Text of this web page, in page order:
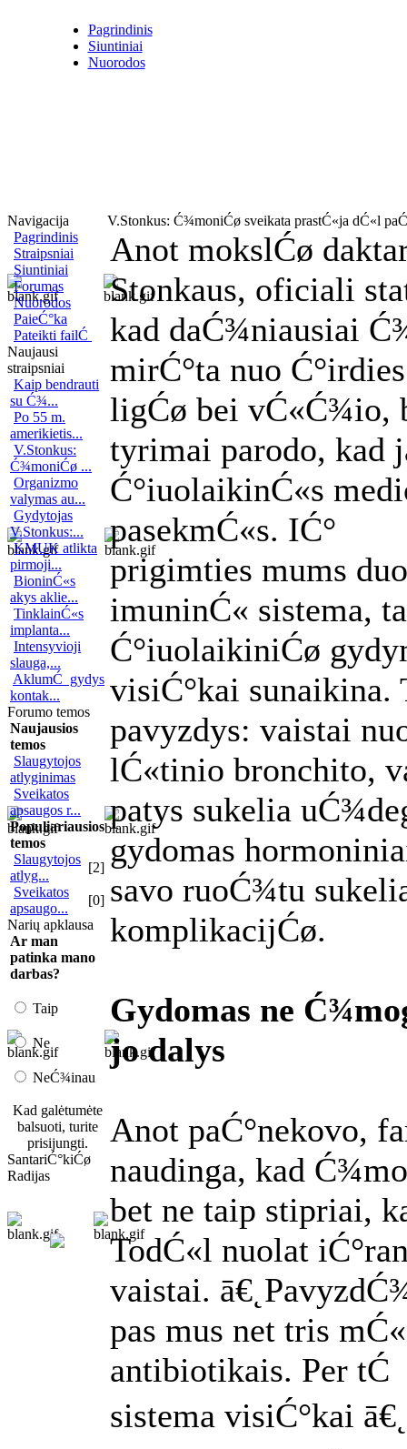
Pagrindinis
Siuntiniai
Nuorodos
Navigacija
Pagrindinis
Straipsniai
Siuntiniai
Forumas
Nuorodos
PaieĆ°ka
Pateikti failĆ
Naujausi
straipsniai
Kaip bendrauti
su Ć¾...
Po 55 m.
amerikietis...
V.Stonkus:
Ć¾moniĆø ...
Organizmo
valymas au...
Gydytojas
V.Stonkus:...
KMUK atlikta
pirmoji...
BioninĆ«s
akys aklie...
TinklainĆ«s
implanta...
Intensyvioji
slauga,...
AklumĆ gydys
kontak...
Forumo temos
Naujausios
temos
Slaugytojos
atlyginimas
Sveikatos
apsaugos r...
Populiariausios
temos
Slaugytojos
atlyg...
[2]
Sveikatos
apsaugo...
[0]
Narių apklausa
Ar man
patinka mano
darbas?
Taip
Ne
NeĆ¾inau
Kad galėtumėte
balsuoti, turite
prisijungti.
SantariĆ°kiĆø
Radijas
V.Stonkus: Ć¾moniĆø sveikata prastĆ«ja dĆ«l
Anot mokslĆø
Stonkaus, oficiali
kad daĆ¾niausiai
mirĆ°ta nuo
ligĆø bei vĆ«Ć¾io,
tyrimai parodo, kad
Ć°iuolaikinĆ«s
pasekmĆ«s. IĆ°
prigimties mums
imuninĆ« sistema,
Ć°iuolaikiniĆø
visiĆ°kai sunaikina.
pavyzdys: vaistai
lĆ«tinio bronchito,
patys sukelia
gydomas
savo ruoĆ¾tu
komplikacijĆø.
Gydomas ne
jo dalys
Anot paĆ°nekovo,
naudinga, kad
bet ne taip stipriai,
TodĆ«l nuolat
vaistai.
pas mus net tris
antibiotikais. Per
sistema visiĆ°kai